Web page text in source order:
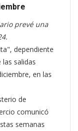
prevé una
dependiente
salidas
en las
de
comunicó
semanas